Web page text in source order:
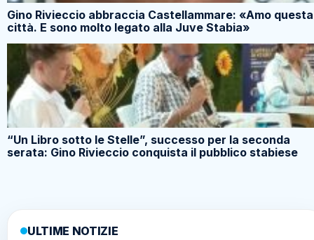
Gino Rivieccio abbraccia Castellammare: «Amo questa
città. E sono molto legato alla Juve Stabia»
“Un Libro sotto le Stelle”, successo per la seconda
serata: Gino Rivieccio conquista il pubblico stabiese
ULTIME NOTIZIE